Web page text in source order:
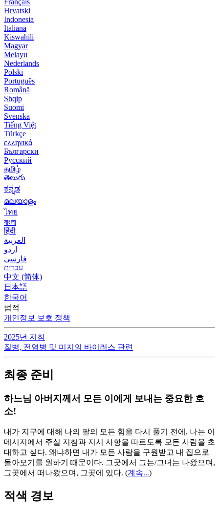
Hrvatski
Indonesia
Italiana
Kiswahili
Magyar
Melayu
Nederlands
Polski
Português
Română
Shqip
Suomi
Svenska
Tiếng Việt
Türkçe
ελληνικά
Български
Русский
தமிழ்
తెలుగు
ಕನ್ನಡ
മലയാളം
ไทย
বাংলা
हिंदी
العربية
اردو
فارسی
עִברִית
中文 (简体)
日本語
한국어
법적
개인정보 보호 정책
2025년 지침
질병, 전염병 및 미지의 바이러스 관련
최종 준비
하느님 아버지께서 모든 이에게 보내는 중요한 호
소!
내가 지구에 대해 나의 팔의 모든 힘을 다시 풀기 전에, 나는 이
메시지에서 주실 지침과 지시 사항을 따르도록 모든 사람을 초
대하고 싶다. 왜냐하면 내가 모든 사람을 구원받고 내 집으로
돌아오기를 원하기 때문이다. 그곳에서 그는/그녀는 나왔으며,
그곳에서 떠나왔으며, 그곳에 있다. (계속...)
적색 경보